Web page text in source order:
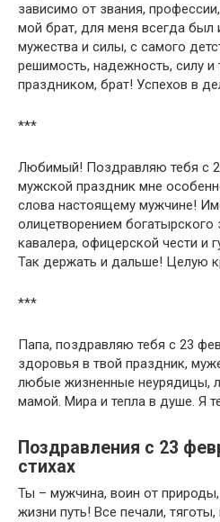
зависимо от звания,
мой брат, для меня всегда был
мужества и силы, с самого
решимость, надежность, силу и
праздником, брат! Успехов в
***
Любимый! Поздравляю тебя с
мужской праздник мне
слова настоящему мужчине!
олицетворением богатырского
кавалера, офицерской чести и
Так держать и дальше! Целую
***
Папа, поздравляю тебя с 23
здоровья в твой праздник,
любые жизненные неурядицы,
мамой. Мира и тепла в душе. Я
Поздравления с 23
стихах
Ты – мужчина, воин от
жизни путь! Все печали,